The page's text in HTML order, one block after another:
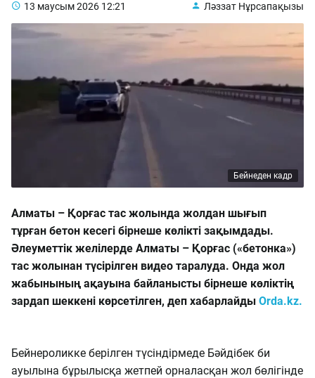
13 маусым 2026 12:21 Ләззат Нұрсапақызы
Бейнеден кадр
Алматы – Қорғас тас жолында жолдан шығып
тұрған бетон кесегі бірнеше көлікті зақымдады.
Әлеуметтік желілерде Алматы – Қорғас («бетонка»)
тас жолынан түсірілген видео таралуда. Онда жол
жабынының ақауына байланысты бірнеше көліктің
зардап шеккені көрсетілген, деп хабарлайды Orda.kz.
Бейнероликке берілген түсіндірмеде Бәйдібек би
ауылына бұрылысқа жетпей орналасқан жол бөлігінде